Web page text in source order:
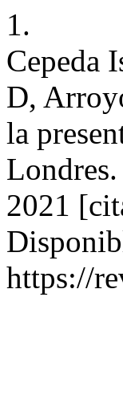
1.
Cepeda
D,
la
2021
https://